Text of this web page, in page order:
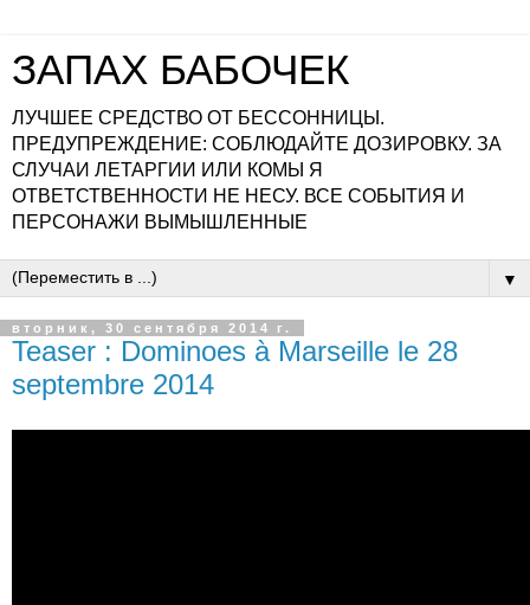
ЗАПАХ БАБОЧЕК
ЛУЧШЕЕ СРЕДСТВО ОТ БЕССОННИЦЫ.
ПРЕДУПРЕЖДЕНИЕ: СОБЛЮДАЙТЕ ДОЗИРОВКУ. ЗА
СЛУЧАИ ЛЕТАРГИИ ИЛИ КОМЫ Я
ОТВЕТСТВЕННОСТИ НЕ НЕСУ. ВСЕ СОБЫТИЯ И
ПЕРСОНАЖИ ВЫМЫШЛЕННЫЕ
▼
вторник, 30 сентября 2014 г.
Teaser : Dominoes à Marseille le 28
septembre 2014